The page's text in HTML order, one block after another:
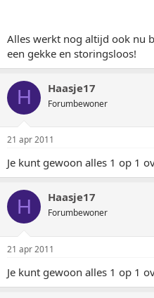
Alles werkt nog altijd ook nu
een gekke en storingsloos!
H Haasje17
Forumbewoner
21 apr 2011
Je kunt gewoon alles 1 op 1
H Haasje17
Forumbewoner
21 apr 2011
Je kunt gewoon alles 1 op 1